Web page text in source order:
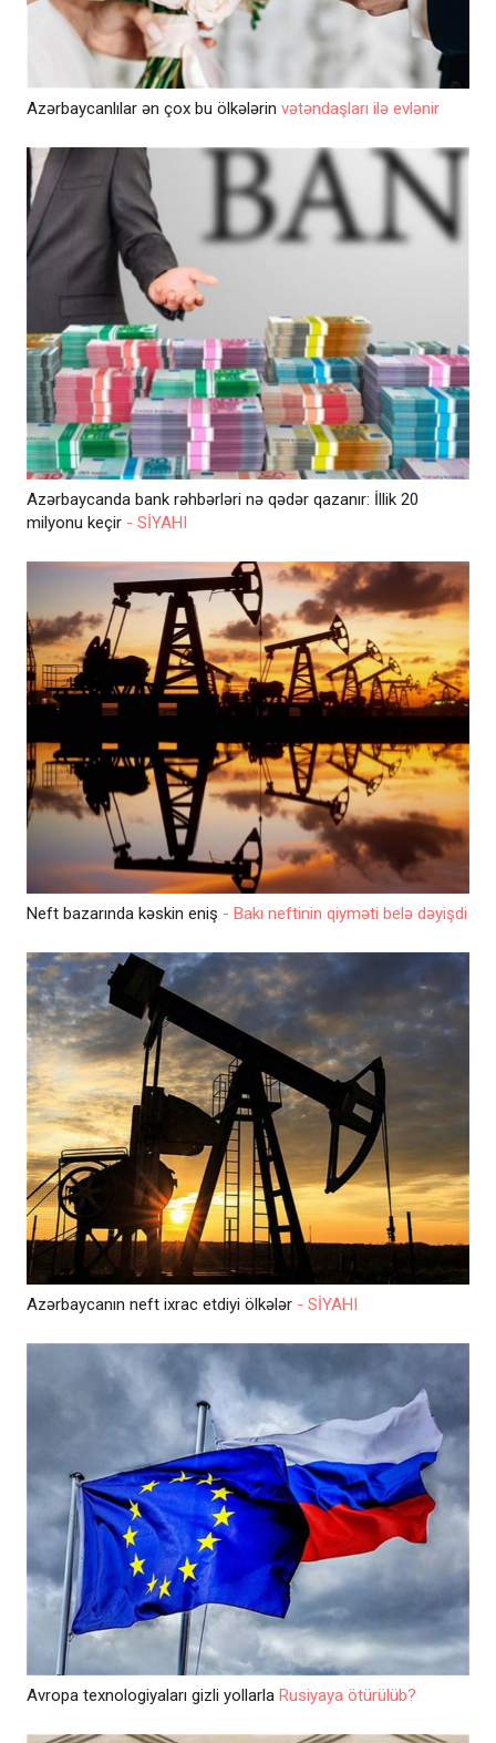
Azərbaycanlılar ən çox bu ölkələrin vətəndaşları ilə evlənir
Azərbaycanda bank rəhbərləri nə qədər qazanır: İllik 20
milyonu keçir - SİYAHI
Neft bazarında kəskin eniş - Bakı neftinin qiyməti belə dəyişdi
Azərbaycanın neft ixrac etdiyi ölkələr - SİYAHI
Avropa texnologiyaları gizli yollarla Rusiyaya ötürülüb?